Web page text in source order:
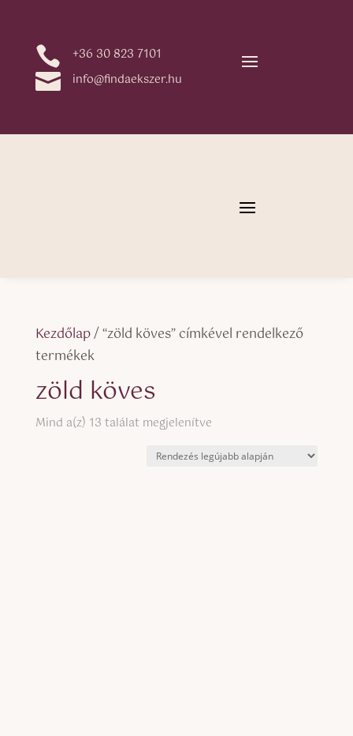
 +36 30 823 7101
 info@findaekszer.hu
Kezdőlap/ “zöld köves” címkével rendelkező
termékek
zöld köves
Mind a(z) 13 találat megjelenítveSorted
latest